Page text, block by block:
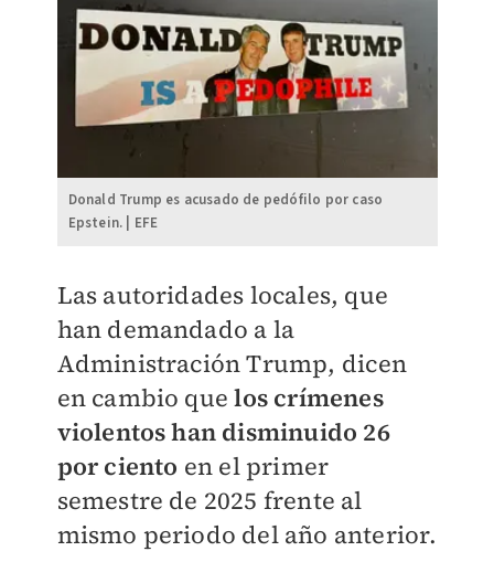
Donald Trump es acusado de pedófilo por caso
Epstein. | EFE
Las autoridades locales, que
han demandado a la
Administración Trump, dicen
en cambio quelos crímenes
violentos han disminuido 26
por ciento en el primer
semestre de 2025 frente al
mismo periodo del año anterior.